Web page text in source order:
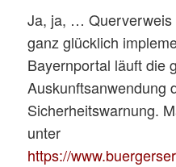
Ja, ja, … Querverweis
ganz glücklich
Bayernportal läuft die
Auskunftsanwendung
Sicherheitswarnung.
unter
https://